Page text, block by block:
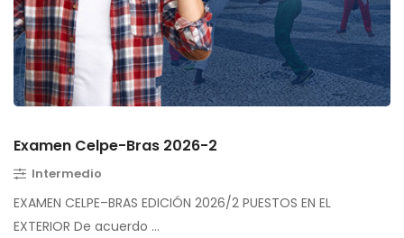
Examen Celpe-Bras 2026-2
Intermedio
EXAMEN CELPE–BRAS EDICIÓN 2026/2 PUESTOS EN EL
EXTERIOR De acuerdo …